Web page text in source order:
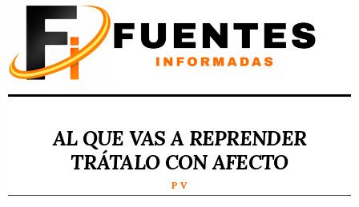
AL QUE VAS A REPRENDER
TRÁTALO CON AFECTO
P V